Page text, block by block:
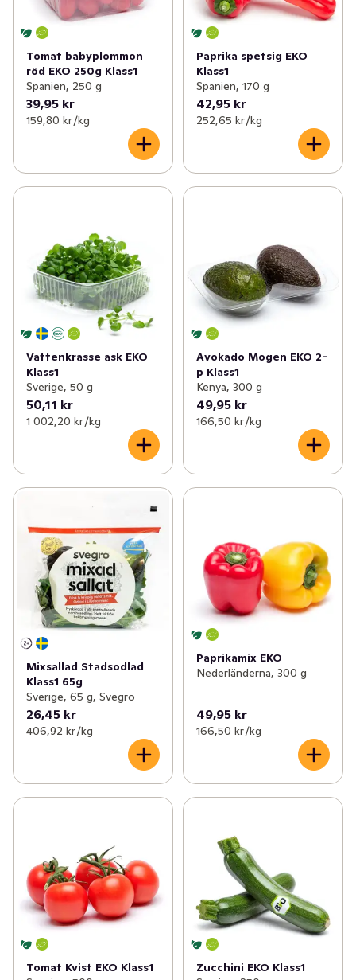
Tomat babyplommon
röd EKO 250g Klass1
Spanien, 250 g
39,95 kr
159,80 kr /kg
Paprika spetsig EKO
Klass1
Spanien, 170 g
42,95 kr
252,65 kr /kg
Vattenkrasse ask EKO
Klass1
Sverige, 50 g
50,11 kr
1 002,20 kr /kg
Avokado Mogen EKO 2-
p Klass1
Kenya, 300 g
49,95 kr
166,50 kr /kg
Mixsallad Stadsodlad
Klass1 65g
Sverige, 65 g, Svegro
26,45 kr
406,92 kr /kg
Paprikamix EKO
Nederländerna, 300 g
49,95 kr
166,50 kr /kg
Tomat Kvist EKO Klass1
Zucchini EKO Klass1